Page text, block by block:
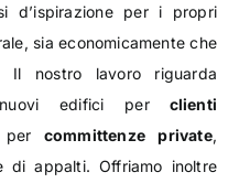
d’ispirazione per i propri
sia economicamente che
Il nostro lavoro riguarda
edifici perclienti
committenze private,
di appalti. Offriamo inoltre